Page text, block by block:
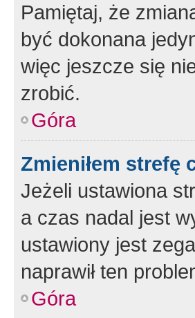
Pamiętaj, że
być dokonana
więc jeszcze się
zrobić.
Góra
Zmieniłem strefę
Jeżeli ustawiona
a czas nadal jest
ustawiony jest
naprawił ten
Góra